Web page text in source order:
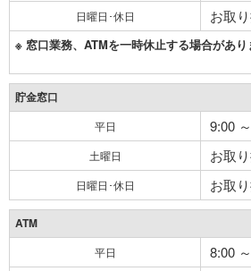
日曜日･休日 お取
※ 窓口業務、ATMを一時休止する場合があり
貯金窓口
平日 9:00
土曜日 お取
日曜日･休日 お取
ATM
平日 8:00